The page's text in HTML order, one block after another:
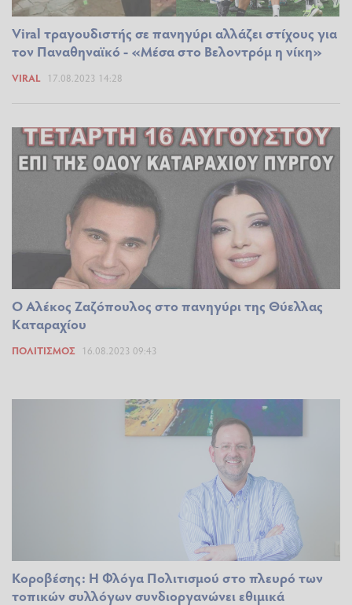
Viral τραγουδιστής σε πανηγύρι αλλάζει στίχους για
τον Παναθηναϊκό - «Μέσα στο Βελοντρόμ η νίκη»
VIRAL 17.08.2023 14:28
Ο Αλέκος Ζαζόπουλος στο πανηγύρι της Θύελλας
Καταραχίου
ΠΟΛΙΤΙΣΜΌΣ 16.08.2023 09:43
Κοροβέσης: Η Φλόγα Πολιτισμού στο πλευρό των
τοπικών συλλόγων συνδιοργανώνει εθιμικά